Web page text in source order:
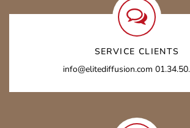
SERVICE CLIENTS
info@elitediffusion.com